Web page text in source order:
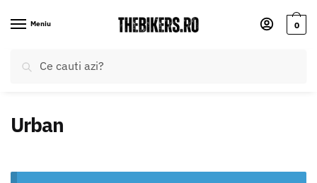
Meniu
după:
Caută
0
Urban